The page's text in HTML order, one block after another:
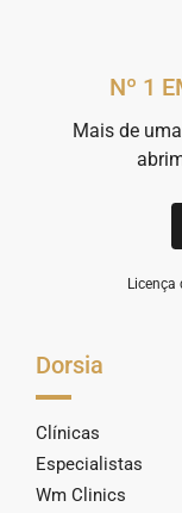
Nº 1
Mais de
Licença
Dorsia
Clínicas
Especialistas
Wm Clinics